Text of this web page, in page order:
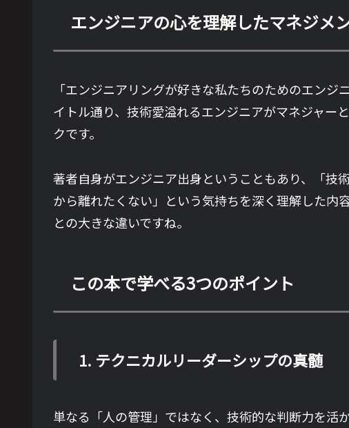
エンジニアの心を理解したマネジメ
「エンジニアリングが好きな私たちのためのエン
イトル通り、技術愛溢れるエンジニアがマネジャー
クです。
著者自身がエンジニア出身ということもあり、「技
から離れたくない」という気持ちを深く理解した内
との大きな違いですね。
この本で学べる3つのポイント
1. テクニカルリーダーシップの真髄
単なる「人の管理」ではなく、技術的な判断力を活